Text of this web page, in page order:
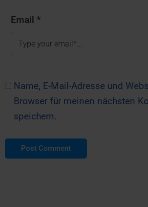
Email *
Name, E-Mail-Adresse und
Browser für meinen nächsten
speichern.